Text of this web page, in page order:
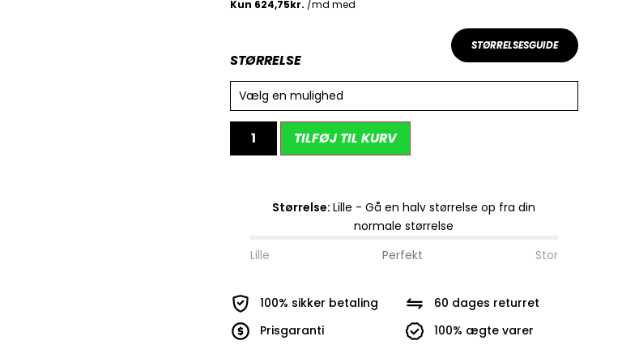
STØRRELSESGUIDE
STØRRELSE
Vælg en mulighed
TILFØJ TIL KURV
Størrelse:Lille - Gå en halv størrelse op fra din
normale størrelse
Lille
Perfekt Stor
100% sikker betaling
Prisgaranti
60 dages returret
100% ægte varer